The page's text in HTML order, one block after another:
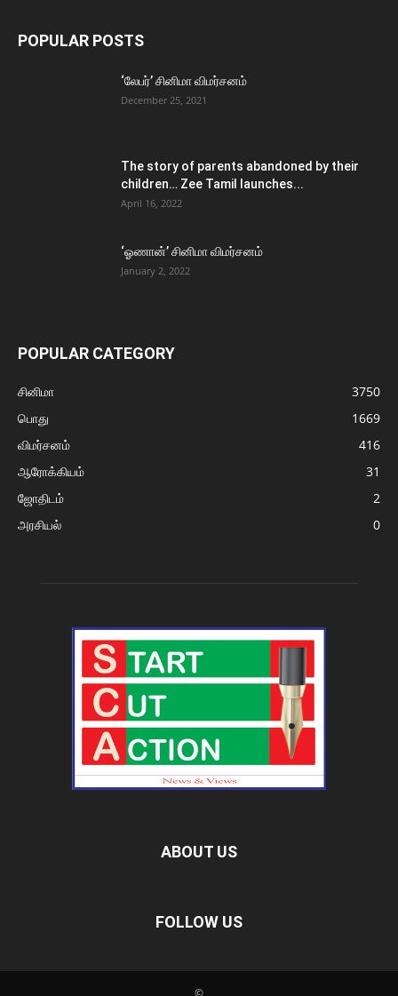
POPULAR POSTS
‘லேபர்’ சினிமா விமர்சனம்
December 25, 2021
The story of parents abandoned by their
children… Zee Tamil launches...
April 16, 2022
‘ஓணான்’ சினிமா விமர்சனம்
January 2, 2022
POPULAR CATEGORY
சினிமா
3750
பொது
1669
விமர்சனம்
416
ஆரோக்கியம்
31
ஜோதிடம்
2
அரசியல்
0
ABOUT US
FOLLOW US
©